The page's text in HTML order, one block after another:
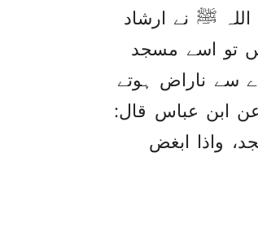
ﷺ نے ارشاد
تو اسے مسجد
سے ناراض ہوتے
ابن عباس قال:
واذا ابغض